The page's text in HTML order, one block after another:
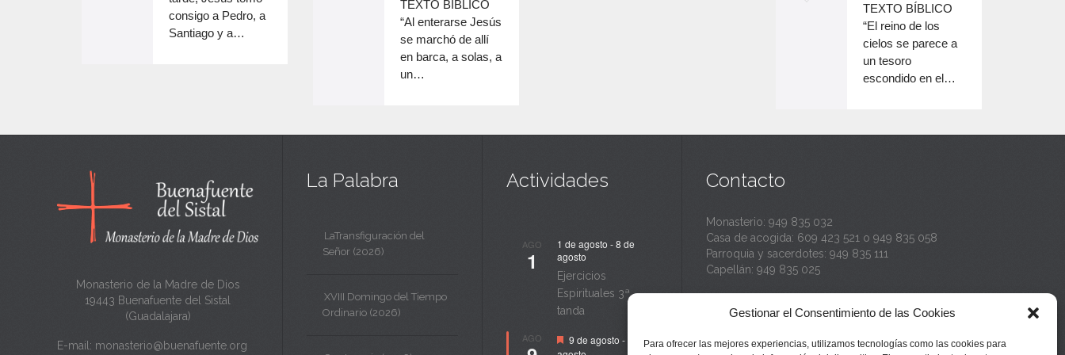
Gestionar el Consentimiento de las Cookies
Para ofrecer las mejores experiencias, utilizamos tecnologías como las cookies para
volumen.
consigo a Pedro, a
Santiago y a…
disminuir
volumen.
TEXTO BÍBLICO
“Al enterarse Jesús
se marchó de allí
en barca, a solas, a
un…
o
disminuir
el
TEXTO BÍBLICO
“El reino de los
cielos se parece a
un tesoro
escondido en el…
Monasterio de la Madre de Dios
19443 Buenafuente del Sistal
(Guadalajara)
E-mail: monasterio@buenafuente.org
La Palabra
LaTransfiguración del
Señor (2026)
XVIII Domingo del Tiempo
Ordinario (2026)
Actividades
AGO
1
1 de agosto -8 de
agosto
Ejercicios
Espirituales 3ª
tanda
AGO Destacado
9 de agosto -
14 de
Contacto
Monasterio: 949 835 032
Casa de acogida: 609 423 521 o 949 835 058
Parroquia y sacerdotes: 949 835 111
Capellán: 949 835 025
Monasterio:monasterio@buenafuente.org
Casa de acogida:acogida@buenafuente.org